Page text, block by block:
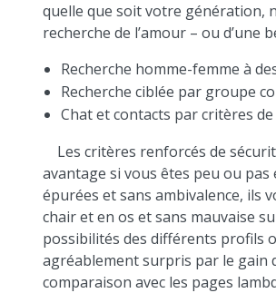
quelle que soit votre génération,
recherche de l’amour – ou d’une
Recherche homme-femme à
Recherche ciblée par groupe
Chat et contacts par critères
Les critères renforcés de
avantage si vous êtes peu ou
épurées et sans ambivalence, ils
chair et en os et sans mauvaise
possibilités des différents profils
agréablement surpris par le gain
comparaison avec les pages